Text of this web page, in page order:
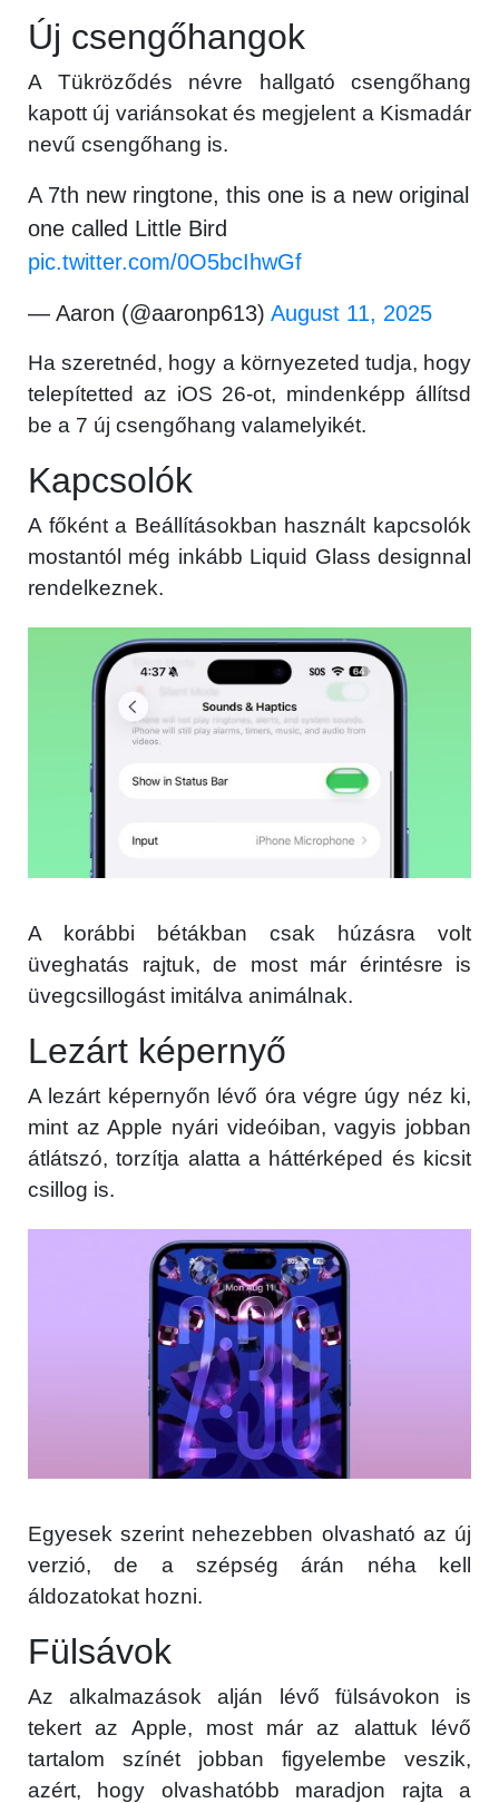
Új csengőhangok
A Tükröződés névre hallgató csengőhang
kapott új variánsokat és megjelent a Kismadár
nevű csengőhang is.
A 7th new ringtone, this one is a new original
one called Little Bird
pic.twitter.com/0O5bcIhwGf
— Aaron (@aaronp613) August 11, 2025
Ha szeretnéd, hogy a környezeted tudja, hogy
telepítetted az iOS 26-ot, mindenképp állítsd
be a 7 új csengőhang valamelyikét.
Kapcsolók
A főként a Beállításokban használt kapcsolók
mostantól még inkább Liquid Glass designnal
rendelkeznek.
A korábbi bétákban csak húzásra volt
üveghatás rajtuk, de most már érintésre is
üvegcsillogást imitálva animálnak.
Lezárt képernyő
A lezárt képernyőn lévő óra végre úgy néz ki,
mint az Apple nyári videóiban, vagyis jobban
átlátszó, torzítja alatta a háttérképed és kicsit
csillog is.
Egyesek szerint nehezebben olvasható az új
verzió, de a szépség árán néha kell
áldozatokat hozni.
Fülsávok
Az alkalmazások alján lévő fülsávokon is
tekert az Apple, most már az alattuk lévő
tartalom színét jobban figyelembe veszik,
azért, hogy olvashatóbb maradjon rajta a